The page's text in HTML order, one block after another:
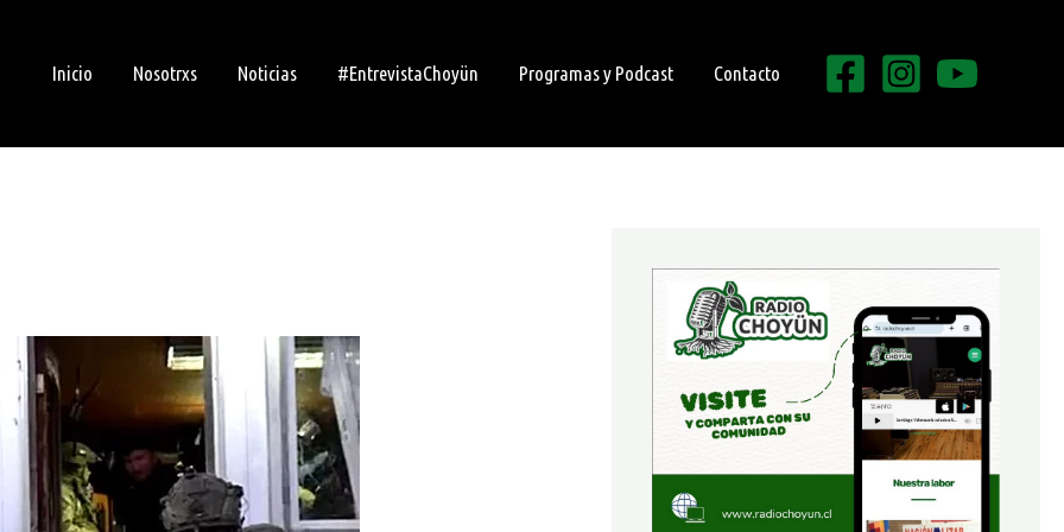
Inicio Nosotrxs Noticias #EntrevistaChoyün Programas y Podcast Contacto